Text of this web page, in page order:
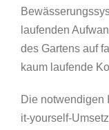
laufenden
des Gartens auf
kaum laufende
Die notwendigen
it-yourself-